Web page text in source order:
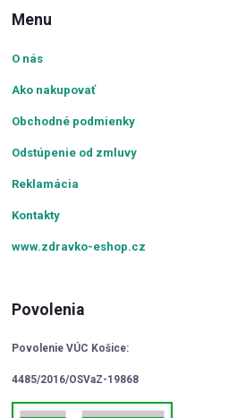
Menu
O nás
Ako nakupovať
Obchodné podmienky
Odstúpenie od zmluvy
Reklamácia
Kontakty
www.zdravko-eshop.cz
Povolenia
Povolenie VÚC Košice:
4485/2016/OSVaZ-19868